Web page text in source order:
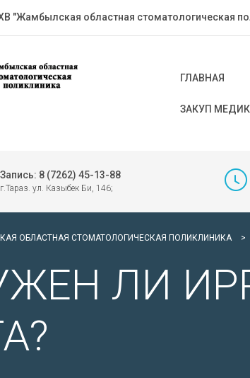
"Жамбылская областная стоматологическая
ГЛАВНАЯ
ЗАКУП
Запись: 8 (7262) 45-13-88
г.Тараз. ул. Казыбек Би, 146;
ОБЛАСТНАЯ СТОМАТОЛОГИЧЕСКАЯ ПОЛИКЛИНИКА >
ЛИ